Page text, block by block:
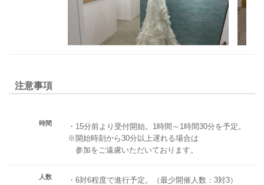
注意事項
時間
・15分前より受付開始。1時間～1時間30分を予定。
※開始時刻から30分以上遅れる場合は
参加をご遠慮いただいております。
人数
・6対6程度で進行予定。（最少開催人数：3対3）